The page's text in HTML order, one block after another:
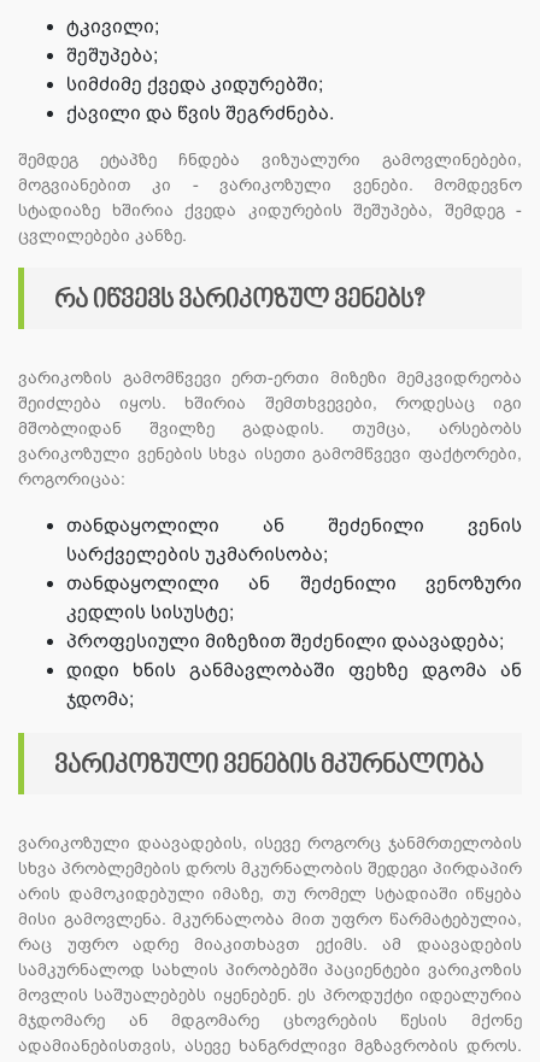
ტკივილი;
შეშუპება;
სიმძიმე ქვედა კიდურებში;
ქავილი და წვის შეგრძნება.
შემდეგ ეტაპზე ჩნდება ვიზუალური გამოვლინებები,
მოგვიანებით კი - ვარიკოზული ვენები. მომდევნო
სტადიაზე ხშირია ქვედა კიდურების შეშუპება, შემდეგ -
ცვლილებები კანზე.
რა იწვევს ვარიკოზულ ვენებს?
ვარიკოზის გამომწვევი ერთ-ერთი მიზეზი მემკვიდრეობა
შეიძლება იყოს. ხშირია შემთხვევები, როდესაც იგი
მშობლიდან შვილზე გადადის. თუმცა, არსებობს
ვარიკოზული ვენების სხვა ისეთი გამომწვევი ფაქტორები,
როგორიცაა:
თანდაყოლილი ან შეძენილი ვენის
სარქველების უკმარისობა;
თანდაყოლილი ან შეძენილი ვენოზური
კედლის სისუსტე;
პროფესიული მიზეზით შეძენილი დაავადება;
დიდი ხნის განმავლობაში ფეხზე დგომა ან
ჯდომა;
ვარიკოზული ვენების მკურნალობა
ვარიკოზული დაავადების, ისევე როგორც ჯანმრთელობის
სხვა პრობლემების დროს მკურნალობის შედეგი პირდაპირ
არის დამოკიდებული იმაზე, თუ რომელ სტადიაში იწყება
მისი გამოვლენა. მკურნალობა მით უფრო წარმატებულია,
რაც უფრო ადრე მიაკითხავთ ექიმს. ამ დაავადების
სამკურნალოდ სახლის პირობებში პაციენტები ვარიკოზის
მოვლის საშუალებებს იყენებენ. ეს პროდუქტი იდეალურია
მჯდომარე ან მდგომარე ცხოვრების წესის მქონე
ადამიანებისთვის, ასევე ხანგრძლივი მგზავრობის დროს.